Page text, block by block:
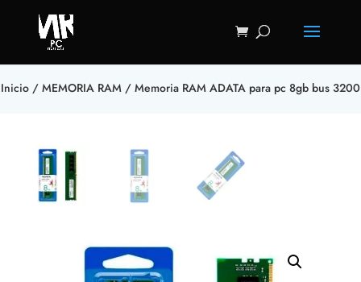
Inicio / MEMORIA RAM / Memoria RAM ADATA para pc 8gb bus 3200